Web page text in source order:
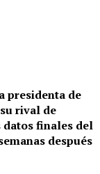
presidenta de
rival de
datos finales del
después